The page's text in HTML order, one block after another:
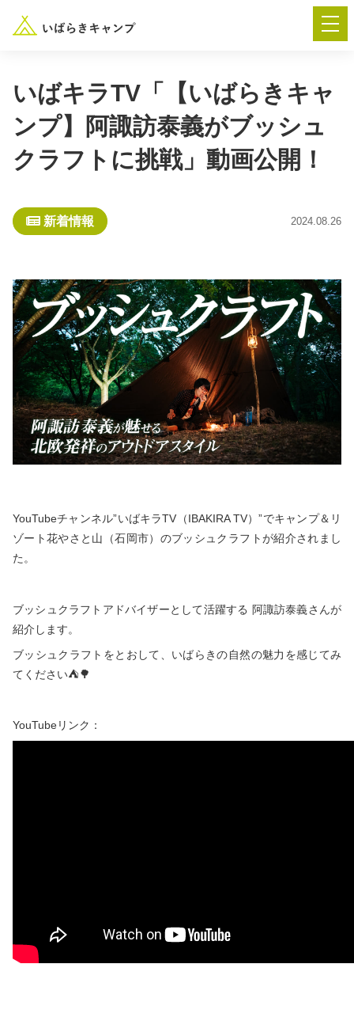
― AUTUMN FESTA 2026 ―
イベント-トップ
イベント情報 春夏キャンプ
秋冬キャンプ 山間キャンプ
海辺キャンプ 川辺キャンプ
湖畔キャンプ
プライバシーポリシー
いばキラTV「【いばらきキャ
ンプ】阿諏訪泰義がブッシュ
クラフトに挑戦」動画公開！
新着情報 2024.08.26
YouTubeチャンネル”いばキラTV（IBAKIRA TV）”でキャンプ＆リ
ゾート花やさと山（石岡市）のブッシュクラフトが紹介されまし
た。
ブッシュクラフトアドバイザーとして活躍する 阿諏訪泰義さんが
紹介します。
ブッシュクラフトをとおして、いばらきの自然の魅力を感じてみ
てください⛺🌳
YouTubeリンク：